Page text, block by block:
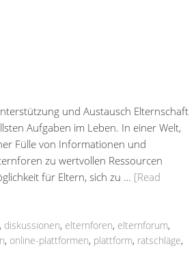
und Austausch Elternschaft
Aufgaben im Leben. In einer Welt,
Fülle von Informationen und
zu wertvollen Ressourcen
für Eltern, sich zu … [Read
, diskussionen, elternforen, elternforum,
, online-plattformen, plattform, ratschläge,